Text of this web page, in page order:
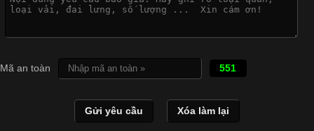
Cập nhật 2026-04-21 15:41:03
In Chuyển Nhiệt Là Gì? Công Nghệ In Hiện Đại Trong Ngành
May Mặc Trong ngành in ấn và thời trang, in chuyển nhiệt đang
hình ảnh sắc nét và bền màu. Đặc biệt, kỹ thuật này được ứng
dụng rộng rãi trong sản xuất áo thun, đồ thể thao
Mã an toàn 551